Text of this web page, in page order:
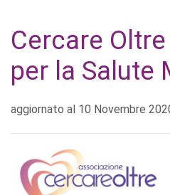
Cercare
per la Salute
aggiornato al 10 Novembre